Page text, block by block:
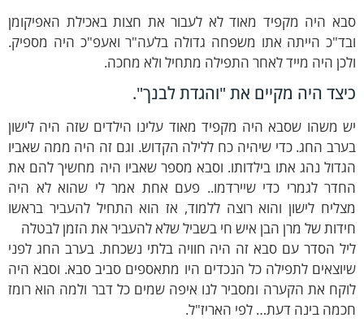
היה מקפיד מאוד לא לעבור את חצות באכילת האפיקומן
הייתה אתו משפחה גדולה בלעה"ר ואעפ"כ היה מספיק.
היה מייד לאחר התפילה מתחיל ולא מחכה.
היה מקיים את "והגדת לבנך".
משהו שסבא היה מקפיד מאוד עלינו הילדים שזה היה לישון
החג. כדי שיהיה כח ללילה הקדוש. וגם זה היה ממה שאביו
נהג אתו בילדותו. וסבא מספר שאביו היה מחשיך להם את
לגמרי כדי שיירדמו.. פעם אחת אמר לי שהוא לא היה
לישון והוא רוצה ללמוד, אז הוא התחיל להעביר בראשו
של מרן הבן איש חי בשביל שלא להעביר את הזמן לבטלה
הסדר עם סבא זה היה חוויה בלתי נשכחת. בערב החג לפני
לתפילה כל הנכדים היו מתאספים סביב סבא. וסבא היה
את הקערה ומסביר לנו איפה שמים כל דבר ולמה הוא רומז
בינה דעת… לפי האריז"ל.